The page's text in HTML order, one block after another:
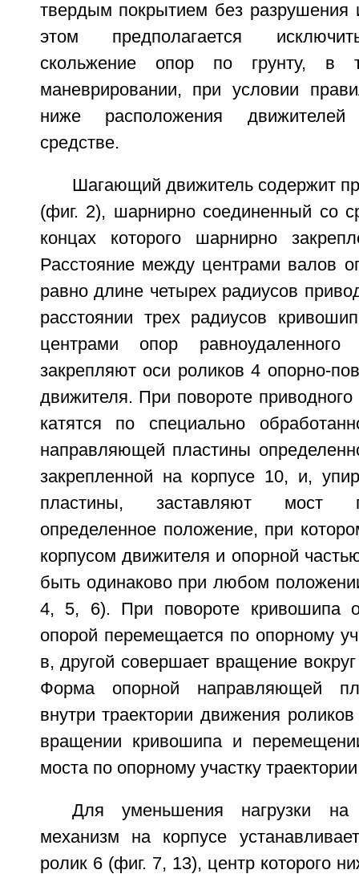
твердым покрытием без разрушения
этом предполагается
скольжение опор по грунту,
маневрировании, при условии
ниже расположения
средстве.
Шагающий движитель содержит
(фиг. 2), шарнирно соединенный со
концах которого шарнирно
Расстояние между центрами валов
равно длине четырех радиусов
расстоянии трех радиусов
центрами опор
закрепляют оси роликов 4 опорно-
движителя. При повороте
катятся по специально
направляющей пластины
закрепленной на корпусе 10, и,
пластины, заставляют мост
определенное положение, при
корпусом движителя и опорной
быть одинаково при любом
4, 5, 6). При повороте кривошипа
опорой перемещается по опорному
в, другой совершает вращение
Форма опорной направляющей
внутри траектории движения
вращении кривошипа и
моста по опорному участку
Для уменьшения нагрузки на
механизм на корпусе
ролик 6 (фиг. 7, 13), центр которого